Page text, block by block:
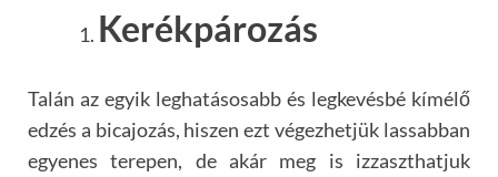
Kerékpározás
Talán az egyik leghatásosabb és legkevésbé kímélő
edzés a bicajozás, hiszen ezt végezhetjük lassabban
egyenes terepen, de akár meg is izzaszthatjuk